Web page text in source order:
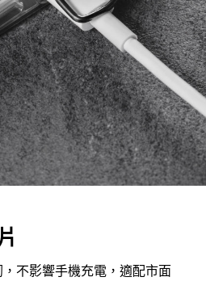
不影響手機充電，適配市面